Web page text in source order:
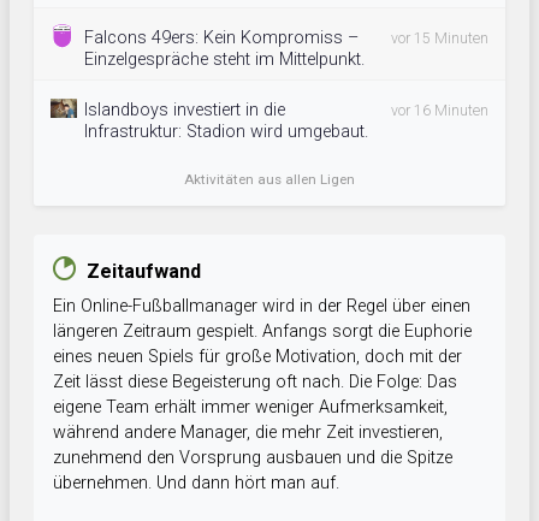
Falcons 49ers: Kein Kompromiss –
Einzelgespräche steht im Mittelpunkt.
vor 15 Minuten
Islandboys investiert in die
Infrastruktur: Stadion wird umgebaut.
vor 16 Minuten
Aktivitäten aus allen Ligen
Zeitaufwand
Ein Online-Fußballmanager wird in der Regel über einen
längeren Zeitraum gespielt. Anfangs sorgt die Euphorie
eines neuen Spiels für große Motivation, doch mit der
Zeit lässt diese Begeisterung oft nach. Die Folge: Das
eigene Team erhält immer weniger Aufmerksamkeit,
während andere Manager, die mehr Zeit investieren,
zunehmend den Vorsprung ausbauen und die Spitze
übernehmen. Und dann hört man auf.